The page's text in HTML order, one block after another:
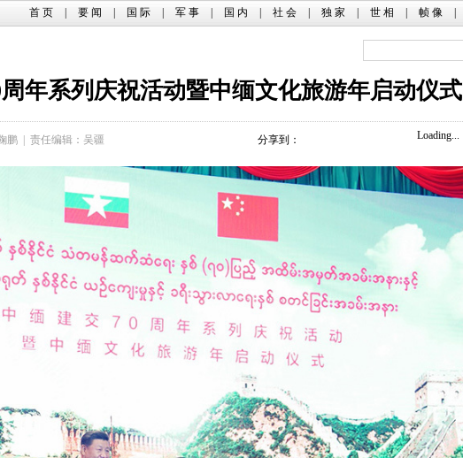
首 页 要 闻 国 际 军 事 国 内 社 会 独 家 世 相 帧 像
年系列庆祝活动暨中缅文化旅游年启动仪式
鹏 责任编辑：吴疆 Loading...
分享到：